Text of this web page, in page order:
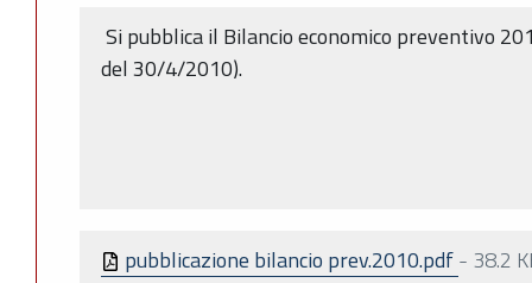
Si pubblica il Bilancio economico preventivo
del 30/4/2010).
pubblicazione bilancio prev.2010.pdf- 38.2